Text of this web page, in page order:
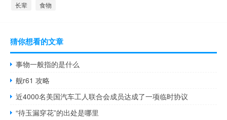
长辈 食物
猜你想看的文章
事物一般指的是什么
舰r61 攻略
近4000名美国汽车工人联合会成员达成了一项临时协议
“待玉漏穿花”的出处是哪里